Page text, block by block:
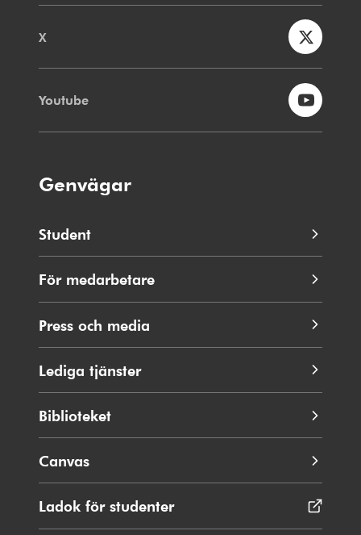
X
Youtube
Genvägar
Student
För medarbetare
Press och media
Lediga tjänster
Biblioteket
Canvas
Ladok för studenterÖppnas
i